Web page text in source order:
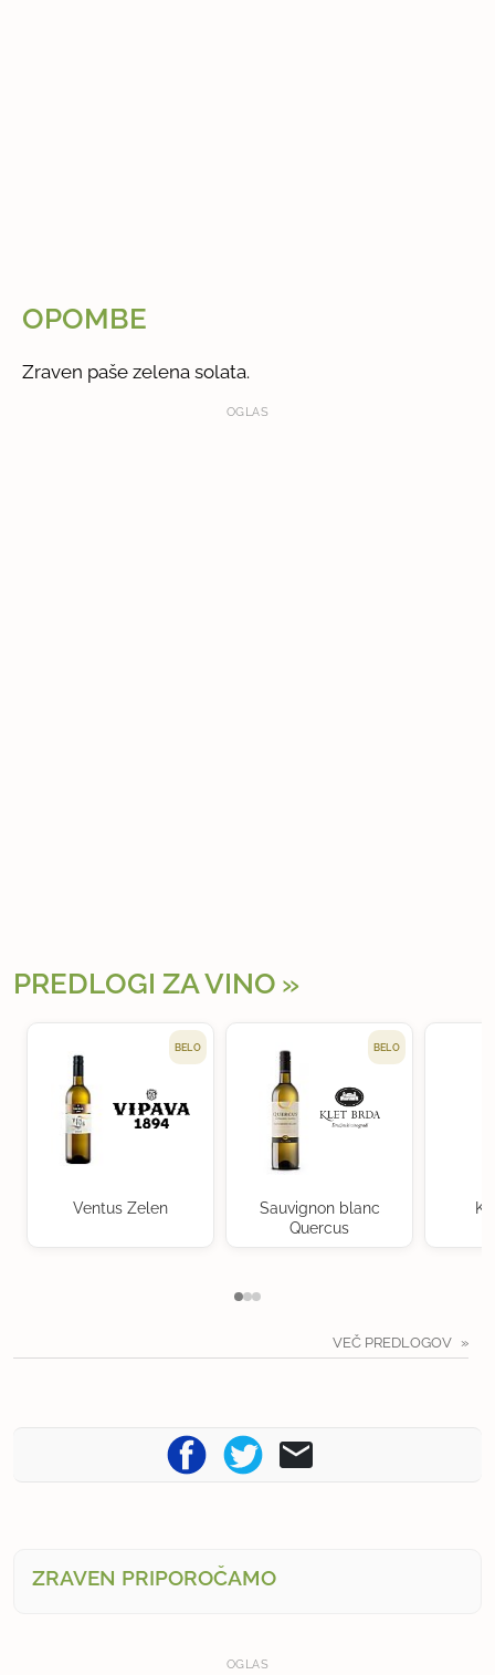
OPOMBE
Zraven paše zelena solata.
OGLAS
PREDLOGI ZA VINO
BELO
Ventus Zelen
BELO
Sauvignon blanc
Quercus
VEČ PREDLOGOV
ZRAVEN PRIPOROČAMO
OGLAS